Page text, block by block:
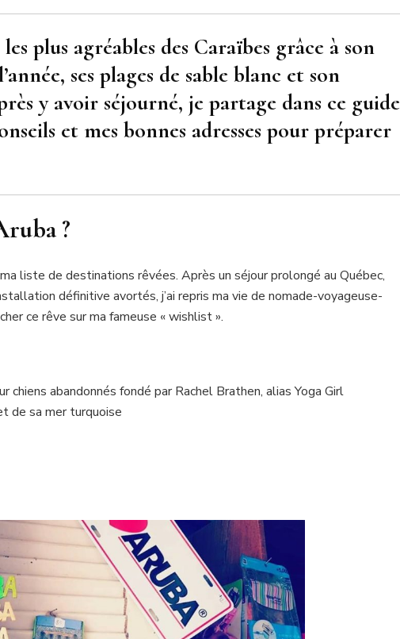
plus agréables des Caraïbes grâce à son
ses plages de sable blanc et son
y avoir séjourné, je partage dans ce guide
et mes bonnes adresses pour préparer
?
liste de destinations rêvées. Après un séjour prolongé au Québec,
définitive avortés, j’ai repris ma vie de nomade-voyageuse-
ce rêve sur ma fameuse « wishlist ».
chiens abandonnés fondé par Rachel Brathen, alias Yoga Girl
de sa mer turquoise